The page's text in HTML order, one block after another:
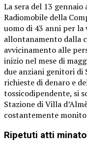
La sera del 13
Radiomobile della
uomo di 43 anni per la
allontanamento dalla
avvicinamento alle
inizio nel mese di
due anziani genitori di
richieste di denaro e
tossicodipendente, si
Stazione di Villa
costantemente
Ripetuti atti